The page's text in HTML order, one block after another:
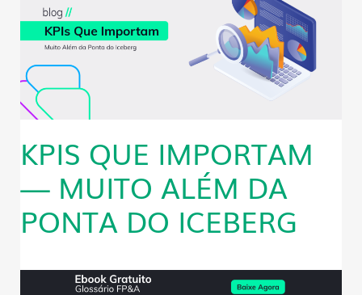
KPIS QUE IMPORTAM
— MUITO ALÉM DA
PONTA DO ICEBERG